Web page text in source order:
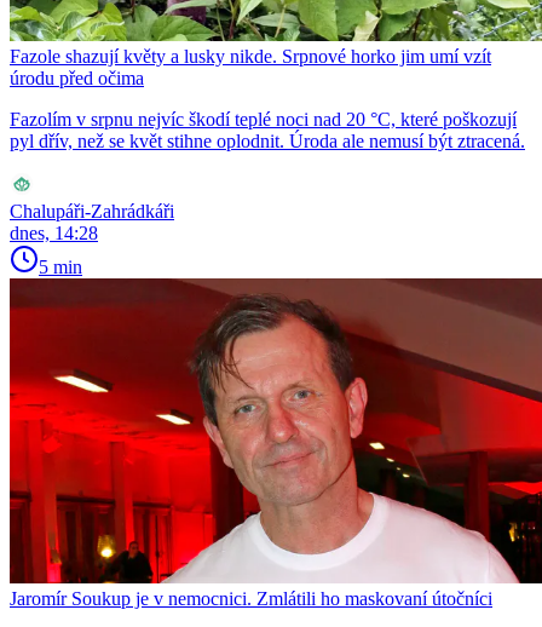
Fazole shazují květy a lusky nikde. Srpnové horko jim umí vzít
úrodu před očima
Fazolím v srpnu nejvíc škodí teplé noci nad 20 °C, které poškozují
pyl dřív, než se květ stihne oplodnit. Úroda ale nemusí být ztracená.
Chalupáři-Zahrádkáři
dnes, 14:28
5 min
Jaromír Soukup je v nemocnici. Zmlátili ho maskovaní útočníci